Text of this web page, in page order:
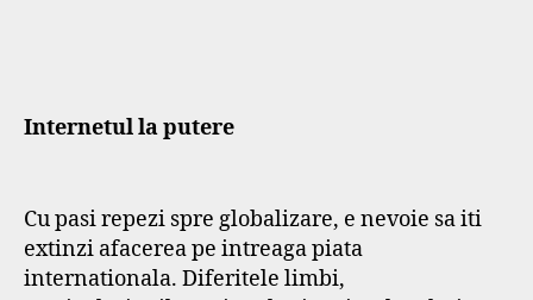
Internetul la putere
Cu pasi repezi spre globalizare, e nevoie sa iti
extinzi afacerea pe intreaga piata
internationala. Diferitele limbi,